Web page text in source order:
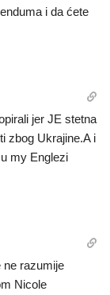
i da ćete
jer JE stetna
zbog Ukrajine.A i
my Englezi
ne razumije
Nicole